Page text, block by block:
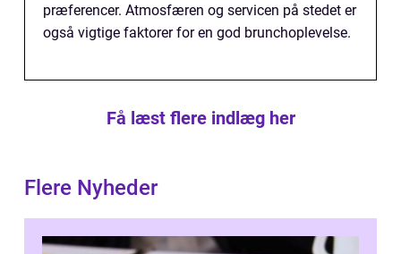
præferencer. Atmosfæren og servicen på stedet er
også vigtige faktorer for en god brunchoplevelse.
Få læst flere indlæg her
Flere Nyheder